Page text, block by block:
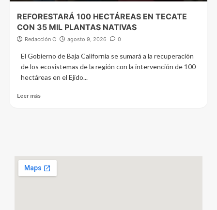
REFORESTARÁ 100 HECTÁREAS EN TECATE
CON 35 MIL PLANTAS NATIVAS
Redacción C agosto 9, 2026 0
El Gobierno de Baja California se sumará a la recuperación
de los ecosistemas de la región con la intervención de 100
hectáreas en el Ejido...
Leer más